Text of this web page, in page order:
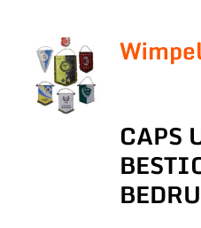
CAPS